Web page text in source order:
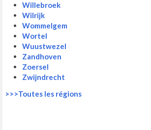
Willebroek
Wilrijk
Wommelgem
Wortel
Wuustwezel
Zandhoven
Zoersel
Zwijndrecht
>>>Toutes les régions